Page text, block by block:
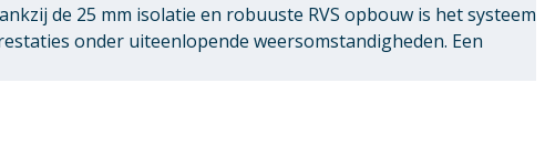
de 25 mm isolatie en robuuste RVS opbouw is het systeem
onder uiteenlopende weersomstandigheden. Een